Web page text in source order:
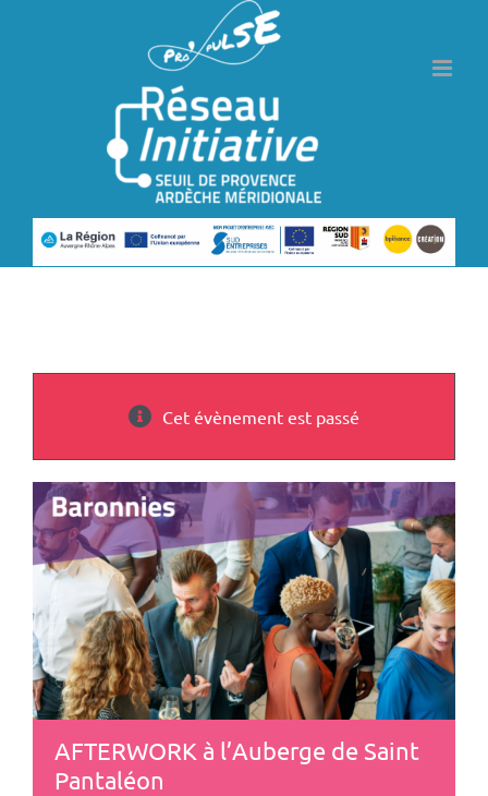
Cet évènement est passé
AFTERWORK à l’Auberge de Saint
Pantaléon